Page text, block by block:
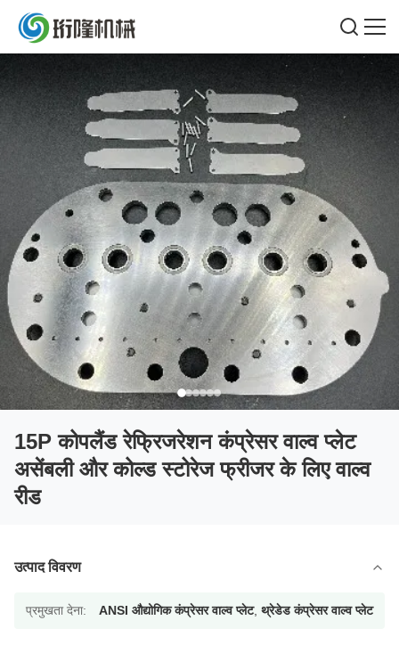
15P कोपलैंड रेफ्रिजरेशन कंप्रेसर वाल्व प्लेट
असेंबली और कोल्ड स्टोरेज फ्रीजर के लिए वाल्व
रीड
उत्पाद विवरण
प्रमुखता देना: ANSI औद्योगिक कंप्रेसर वाल्व प्लेट, थ्रेडेड कंप्रेसर वाल्व प्लेट